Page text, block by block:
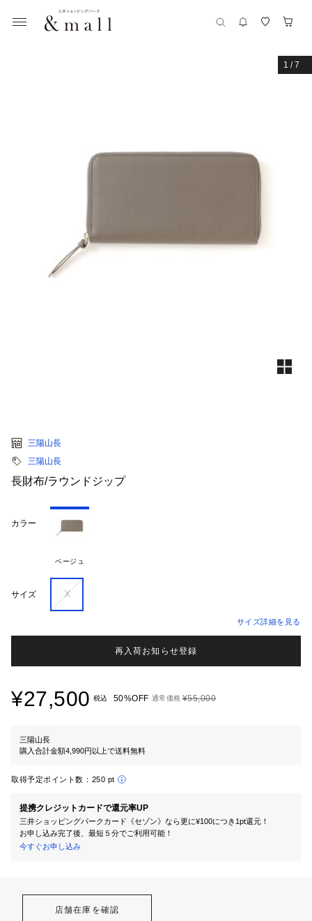
1 /7
三陽山長
三陽山長
長財布/ラウンドジップ
カラー
ベージュ
サイズ X
サイズ詳細を見る
再入荷お知らせ登録
¥27,500 税込 50%OFF 通常価格 ¥55,000
三陽山長
購入合計金額4,990円以上で送料無料
取得予定ポイント数： 250 pt
提携クレジットカードで還元率UP
三井ショッピングパークカード《セゾン》なら更に¥100につき1pt還元！
お申し込み完了後、最短５分でご利用可能！
今すぐお申し込み
店舗在庫を確認